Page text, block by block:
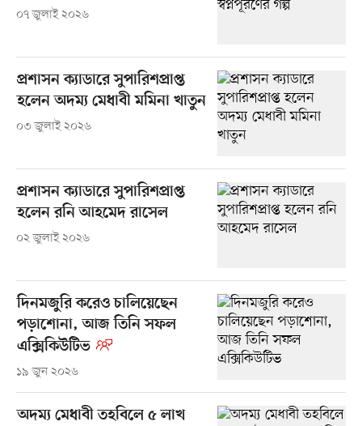
০৭ জুলাই ২০২৬
প্রশাসন ক্যাডারে সুপারিশপ্রাপ্ত
হলেন অদম্য মেধাবী মমিনা খাতুন
০৩ জুলাই ২০২৬
প্রশাসন ক্যাডারে সুপারিশপ্রাপ্ত
হলেন রনি আহমেদ রাসেল
০২ জুলাই ২০২৬
দিনমজুরি করেও চালিয়েছেন
পড়াশোনা, আজ তিনি সফল
এক্সিকিউটিভ
১৯ জুন ২০২৬
অদম্য মেধাবী তহবিলে ৫ লাখ